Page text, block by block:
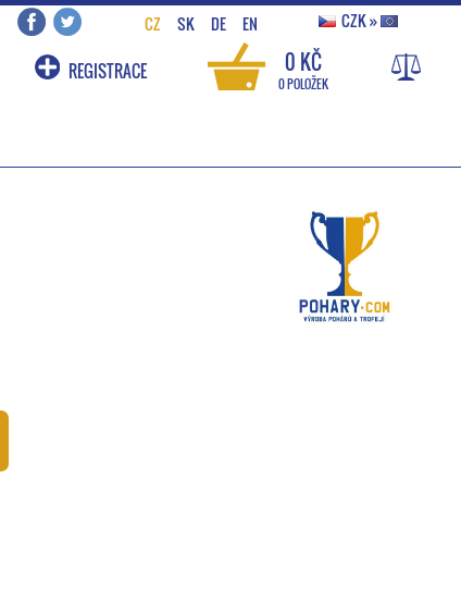
CZ SK DE EN CZK»
REGISTRACE 0 KČ
0 POLOŽEK